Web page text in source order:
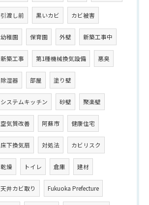
引渡し前 黒いカビ カビ被害
幼稚園 保育園 外壁 新築工事中
新築工事 第1種機械換気設備 悪臭
除湿器 部屋 塗り壁
システムキッチン 砂壁 聚楽壁
空気質改善 阿蘇市 健康住宅
床下換気扇 対処法 カビリスク
乾燥 トイレ 倉庫 建材
天井カビ取り Fukuoka Prefecture